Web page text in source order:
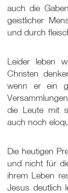
auch die
geistlicher
und durch
Leider leben
Christen
wenn er ein
die Leute mit
auch noch
Die heutigen
und nicht für
ihrem Leben
Jesus deutlich